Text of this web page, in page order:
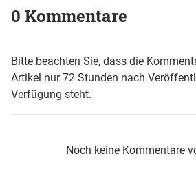
0 Kommentare
Bitte beachten Sie, dass die
Artikel nur 72 Stunden nach
Verfügung steht.
Noch keine Kommentare